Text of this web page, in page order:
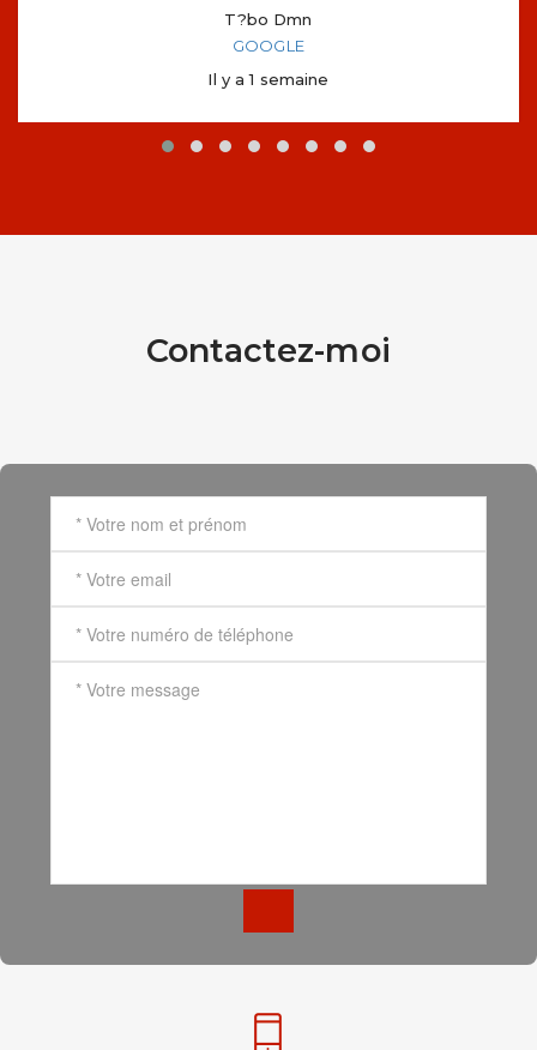
T?bo Dmn
GOOGLE
Il y a 1 semaine
Contactez-moi